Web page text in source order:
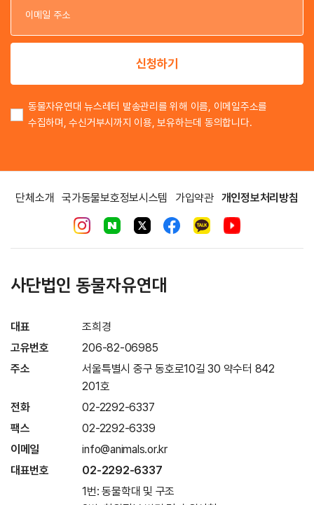
이
신청하기
동물자유연대 뉴스레터 발송관리를 위해 이름, 이메일주소를
수집하며, 수신거부시까지 이용, 보유하는데 동의합니다.
단체소개 국가동물보호정보시스템 가입약관 개인정보처리방침
사단법인 동물자유연대
대표
조희경
고유번호
206-82-06985
주소
서울특별시 중구 동호로10길 30 약수터 842
201호
전화
02-2292-6337
팩스
02-2292-6339
이메일
info@animals.or.kr
대표번호
02-2292-6337
1번: 동물학대 및 구조